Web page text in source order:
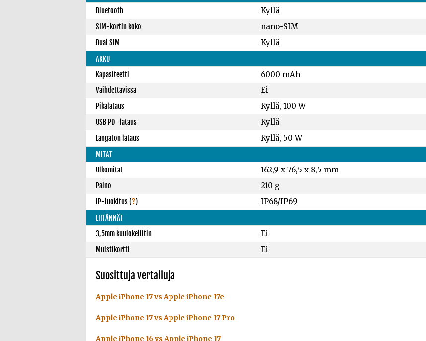
Bluetooth
Kyllä
SIM-kortin koko nano-SIM
Dual SIM Kyllä
AKKU
Kapasiteetti
6000 mAh
Vaihdettavissa Ei
Pikalataus Kyllä, 100 W
USB PD -lataus Kyllä
Langaton lataus Kyllä, 50 W
MITAT
Ulkomitat
162,9 x 76,5 x 8,5 mm
Paino 210 g
IP-luokitus(?) IP68/IP69
LIITÄNNÄT
3,5mm kuulokeliitin
Ei
Muistikortti Ei
Suosittuja vertailuja
Apple iPhone 17 vs Apple iPhone 17e
Apple iPhone 17 vs Apple iPhone 17 Pro
Apple iPhone 16 vs Apple iPhone 17